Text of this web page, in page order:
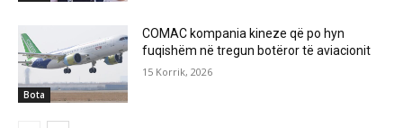
Bota
COMAC kompania kineze që po hyn
fuqishëm në tregun botëror të aviacionit
15 Korrik, 2026